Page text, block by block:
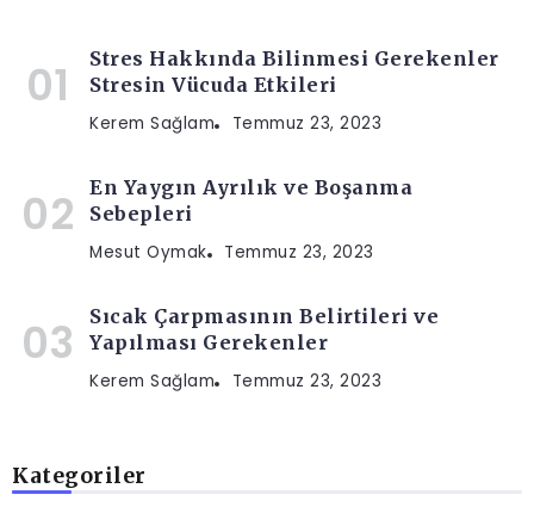
Stres Hakkında Bilinmesi Gerekenler
Stresin Vücuda Etkileri
Kerem Sağlam Temmuz 23, 2023
En Yaygın Ayrılık ve Boşanma
Sebepleri
Mesut Oymak Temmuz 23, 2023
Sıcak Çarpmasının Belirtileri ve
Yapılması Gerekenler
Kerem Sağlam Temmuz 23, 2023
Kategoriler